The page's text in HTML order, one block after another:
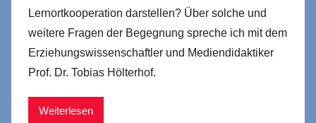
Lernortkooperation darstellen? Über solche und
weitere Fragen der Begegnung spreche ich mit dem
Erziehungswissenschaftler und Mediendidaktiker
Prof. Dr. Tobias Hölterhof.
Weiterlesen